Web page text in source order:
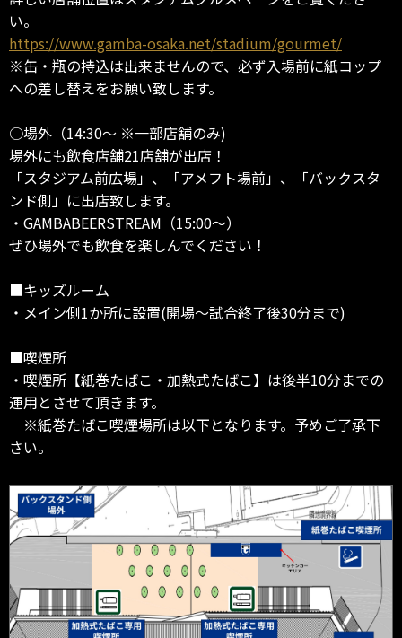
い。
https://www.gamba-osaka.net/stadium/gourmet/
※缶・瓶の持込は出来ませんので、必ず入場前に紙コップ
への差し替えをお願い致します。
○場外（14:30～ ※一部店舗のみ)
場外にも飲食店舗21店舗が出店！
「スタジアム前広場」、「アメフト場前」、「バックスタ
ンド側」に出店致します。
・GAMBABEERSTREAM（15:00～）
ぜひ場外でも飲食を楽しんでください！
■キッズルーム
・メイン側1か所に設置(開場～試合終了後30分まで)
■喫煙所
・喫煙所【紙巻たばこ・加熱式たばこ】は後半10分までの
運用とさせて頂きます。
※紙巻たばこ喫煙場所は以下となります。予めご了承下
さい。